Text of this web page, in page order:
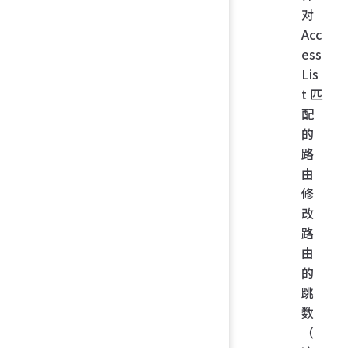
对
Acc
ess
Lis
t 匹
配
的
路
由
修
改
路
由
的
跳
数
（